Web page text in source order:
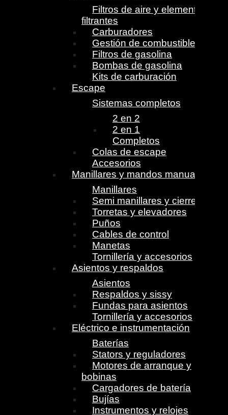
Filtros de aire y elementos
filtrantes
Carburadores
Gestión de combustible
Filtros de gasolina
Bombas de gasolina
Kits de carburación
Escape
Sistemas completos
2 en 2
2 en 1
Completos
Colas de escape
Accesorios
Manillares y mandos manuales
Manillares
Semi manillares y cierres
Torretas y elevadores
Puños
Cables de control
Manetas
Tornillería y accesorios
Asientos y respaldos
Asientos
Respaldos y sissy
Fundas para asientos
Tornillería y accesorios
Eléctrico e instrumentación
Baterías
Stators y reguladores
Motores de arranque y
bobinas
Cargadores de batería
Bujías
Instrumentos y relojes